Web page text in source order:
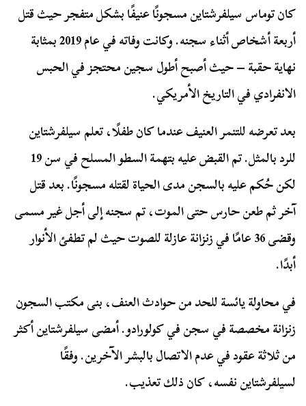
كان توماس سيلفرشتاين مسجونًا عنيفًا بشكل متفجر حيث قتل
أربعة أشخاص أثناء سجنه. وكانت وفاته في عام 2019 بمثابة
نهاية حقبة – حيث أصبح أطول سجين محتجز في الحبس
الانفرادي في التاريخ الأمريكي.
بعد تعرضه للتنمر العنيف عندما كان طفلًا، تعلم سيلفرشتاين
للرد بالمثل. تم القبض عليه بتهمة السطو المسلح في سن 19
لكن حُكم عليه بالسجن مدى الحياة لقتله مسجونًا. بعد قتل
آخر ثم طعن حارس حتى الموت، تم سجنه إلى أجل غير مسمى
وقضى 36 عامًا في زنزانة عازلة للصوت حيث لم تطفئ الأنوار
أبدًا.
في محاولة يائسة للحد من حوادث العنف، بنى مكتب السجون
زنزانة مخصصة في سجن في كولورادو. أمضى سيلفرشتاين أكثر
من ثلاثة عقود في عدم الاتصال بالبشر الآخرين. وفقًا
لسيلفرشتاين نفسه، كان ذلك تعذيب.